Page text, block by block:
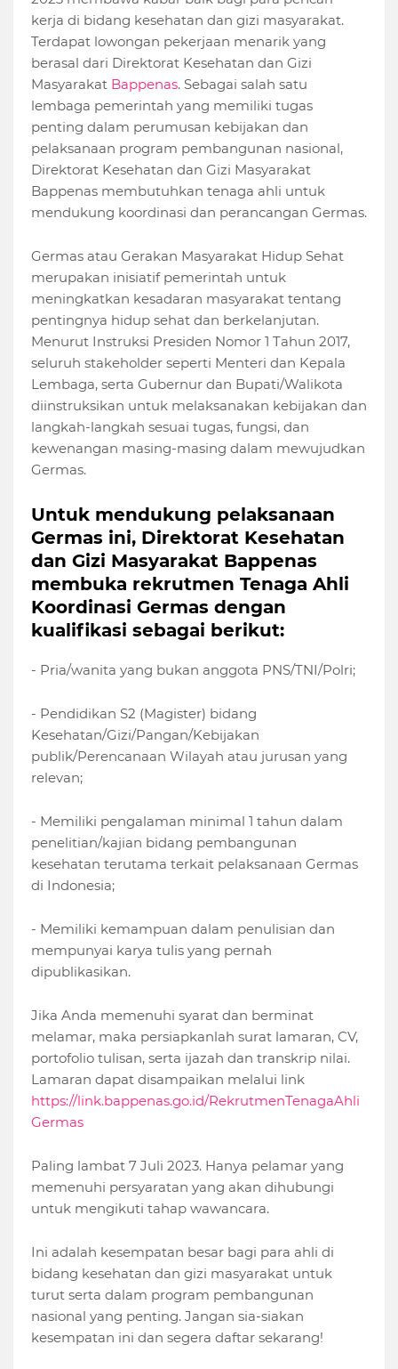
kerja di bidang kesehatan dan gizi masyarakat.
Terdapat lowongan pekerjaan menarik yang
berasal dari Direktorat Kesehatan dan Gizi
Masyarakat Bappenas. Sebagai salah satu
lembaga pemerintah yang memiliki tugas
penting dalam perumusan kebijakan dan
pelaksanaan program pembangunan nasional,
Direktorat Kesehatan dan Gizi Masyarakat
Bappenas membutuhkan tenaga ahli untuk
mendukung koordinasi dan perancangan Germas.
Germas atau Gerakan Masyarakat Hidup Sehat
merupakan inisiatif pemerintah untuk
meningkatkan kesadaran masyarakat tentang
pentingnya hidup sehat dan berkelanjutan.
Menurut Instruksi Presiden Nomor 1 Tahun 2017,
seluruh stakeholder seperti Menteri dan Kepala
Lembaga, serta Gubernur dan Bupati/Walikota
diinstruksikan untuk melaksanakan kebijakan dan
langkah-langkah sesuai tugas, fungsi, dan
kewenangan masing-masing dalam mewujudkan
Germas.
Untuk mendukung pelaksanaan
Germas ini, Direktorat Kesehatan
dan Gizi Masyarakat Bappenas
membuka rekrutmen Tenaga Ahli
Koordinasi Germas dengan
kualifikasi sebagai berikut:
- Pria/wanita yang bukan anggota PNS/TNI/Polri;
- Pendidikan S2 (Magister) bidang
Kesehatan/Gizi/Pangan/Kebijakan
publik/Perencanaan Wilayah atau jurusan yang
relevan;
- Memiliki pengalaman minimal 1 tahun dalam
penelitian/kajian bidang pembangunan
kesehatan terutama terkait pelaksanaan Germas
di Indonesia;
- Memiliki kemampuan dalam penulisian dan
mempunyai karya tulis yang pernah
dipublikasikan.
Jika Anda memenuhi syarat dan berminat
melamar, maka persiapkanlah surat lamaran, CV,
portofolio tulisan, serta ijazah dan transkrip nilai.
Lamaran dapat disampaikan melalui link
https://link.bappenas.go.id/RekrutmenTenagaAhli
Germas
Paling lambat 7 Juli 2023. Hanya pelamar yang
memenuhi persyaratan yang akan dihubungi
untuk mengikuti tahap wawancara.
Ini adalah kesempatan besar bagi para ahli di
bidang kesehatan dan gizi masyarakat untuk
turut serta dalam program pembangunan
nasional yang penting. Jangan sia-siakan
kesempatan ini dan segera daftar sekarang!